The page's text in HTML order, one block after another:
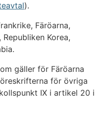
).
Färöarna,
Korea,
gäller för Färöarna
för övriga
IX i artikel 20 i